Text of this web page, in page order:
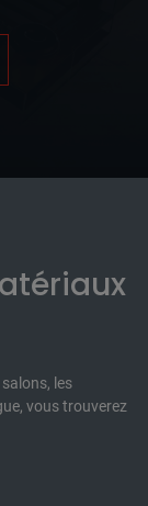
les
vous trouverez